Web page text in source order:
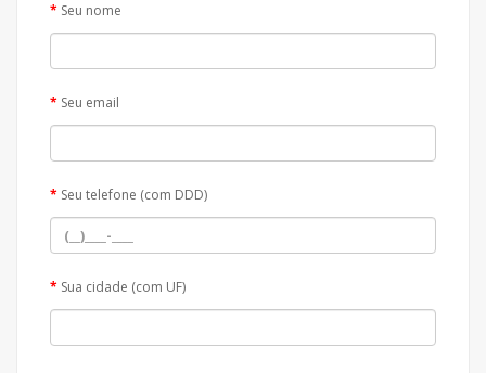
Seu nome
Seu email
Seu telefone (com DDD)
Sua cidade (com UF)